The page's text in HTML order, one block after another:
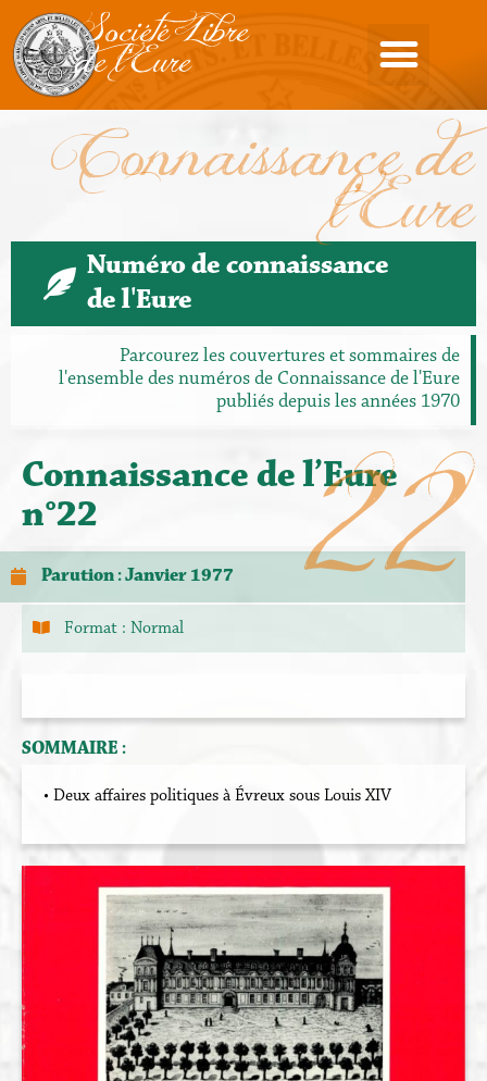
Société Libre
de l'Eure
Connaissance de
l'Eure
Numéro de connaissance
de l'Eure
Parcourez les couvertures et sommaires de
l'ensemble des numéros de Connaissance de l'Eure
publiés depuis les années 1970
Connaissance de l’Eure
n°22
Parution : Janvier 1977 22
Format : Normal
SOMMAIRE :
• Deux affaires politiques à Évreux sous Louis XIV